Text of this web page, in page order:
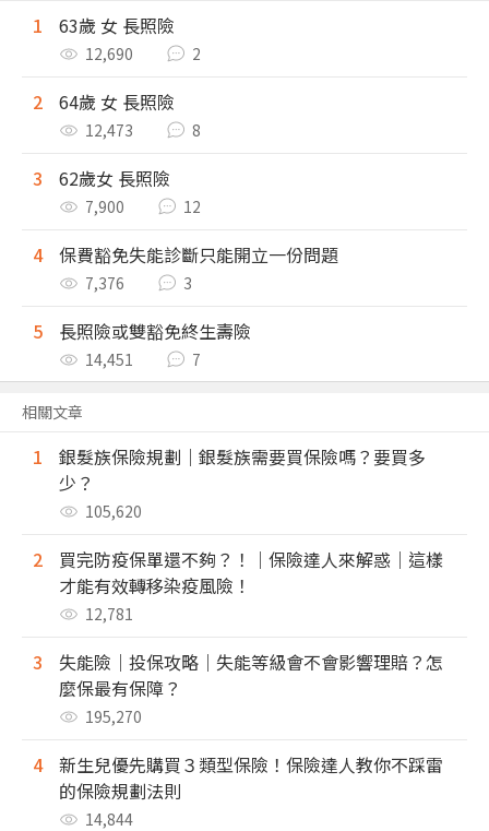
1 63歲 女 長照險
12,690 2
2 64歲 女 長照險
12,473 8
3 62歲女 長照險
7,900 12
4 保費豁免失能診斷只能開立一份問題
7,376 3
5 長照險或雙豁免終生壽險
14,451 7
相關文章
1
銀髮族保險規劃｜銀髮族需要買保險嗎？要買多
少？
105,620
2
買完防疫保單還不夠？！｜保險達人來解惑｜這樣
才能有效轉移染疫風險！
12,781
3
失能險｜投保攻略｜失能等級會不會影響理賠？怎
麼保最有保障？
195,270
4
新生兒優先購買３類型保險！保險達人教你不踩雷
的保險規劃法則
14,844